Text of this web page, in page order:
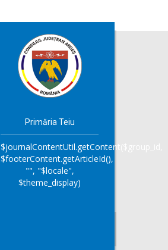
Primăria Teiu
$journalContentUtil.getContent($group_id,
$footerContent.getArticleId(),
"", "$locale",
$theme_display)